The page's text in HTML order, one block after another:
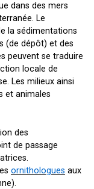
dans des mers
Le
la sédimentations
(de dépôt) et des
peuvent se traduire
locale de
Les milieux ainsi
et animales
des
de passage
ornithologues aux